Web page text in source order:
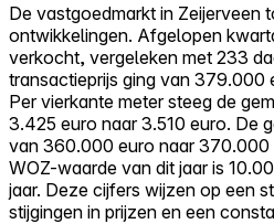
Alles-in-één
Reviews
Prijzen
Log in
Probeer Walter gratis
De vastgoedmarkt in Zeijerveen
ontwikkelingen. Afgelopen
verkocht, vergeleken met 233
transactieprijs ging van 379.000
Per vierkante meter steeg de
3.425 euro naar 3.510 euro. De
van 360.000 euro naar 370.000
WOZ-waarde van dit jaar is
jaar. Deze cijfers wijzen op een
stijgingen in prijzen en een